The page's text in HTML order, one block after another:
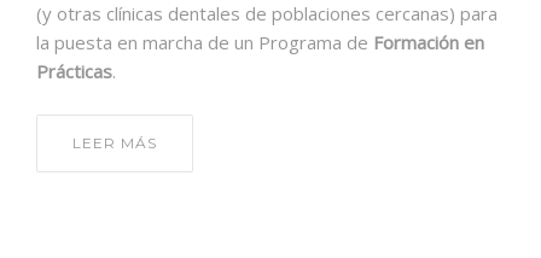
(y otras clínicas dentales de poblaciones cercanas) para
la puesta en marcha de un Programa de Formación en
Prácticas.
LEER MÁS